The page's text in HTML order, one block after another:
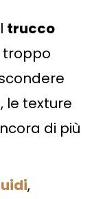
trucco
troppo
le texture
di più
,